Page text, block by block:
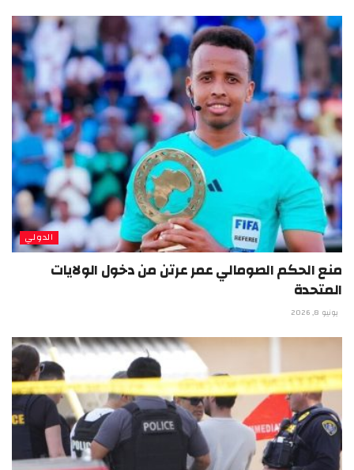
الدولي
منع الحكم الصومالي عمر عرتن من دخول الولايات
المتحدة
يونيو 8, 2026